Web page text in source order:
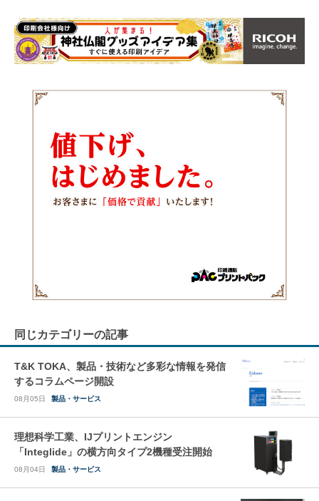
同じカテゴリーの記事
T&K TOKA、製品・技術など多彩な情報を発信
するコラムページ開設
08月05日 製品・サービス
理想科学工業、IJプリントエンジン
「Integlide」の横方向タイプ2機種受注開始
08月04日 製品・サービス